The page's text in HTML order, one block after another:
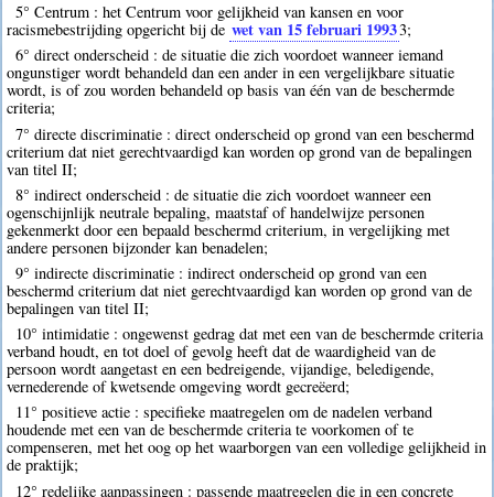
5° Centrum : het Centrum voor gelijkheid van kansen en voor
racismebestrijding opgericht bij de wet van 15 februari 19933;
6° direct onderscheid : de situatie die zich voordoet wanneer iemand
ongunstiger wordt behandeld dan een ander in een vergelijkbare situatie
wordt, is of zou worden behandeld op basis van één van de beschermde
criteria;
7° directe discriminatie : direct onderscheid op grond van een beschermd
criterium dat niet gerechtvaardigd kan worden op grond van de bepalingen
van titel II;
8° indirect onderscheid : de situatie die zich voordoet wanneer een
ogenschijnlijk neutrale bepaling, maatstaf of handelwijze personen
gekenmerkt door een bepaald beschermd criterium, in vergelijking met
andere personen bijzonder kan benadelen;
9° indirecte discriminatie : indirect onderscheid op grond van een
beschermd criterium dat niet gerechtvaardigd kan worden op grond van de
bepalingen van titel II;
10° intimidatie : ongewenst gedrag dat met een van de beschermde criteria
verband houdt, en tot doel of gevolg heeft dat de waardigheid van de
persoon wordt aangetast en een bedreigende, vijandige, beledigende,
vernederende of kwetsende omgeving wordt gecreëerd;
11° positieve actie : specifieke maatregelen om de nadelen verband
houdende met een van de beschermde criteria te voorkomen of te
compenseren, met het oog op het waarborgen van een volledige gelijkheid in
de praktijk;
12° redelijke aanpassingen : passende maatregelen die in een concrete